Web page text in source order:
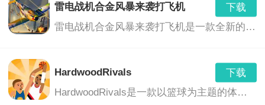
雷电战机合金风暴来袭打飞机
下载
雷电战机合金风暴来袭打飞机是一款全新的射击战斗游戏。玩家将扮演一名勇敢的飞行员，驾驶着先进的战机，在雷电战机的带领下，面对各种敌人的攻击，保卫自己的领地。游戏画面精美，音效震撼，玩法丰富，挑战性强，适合所有喜欢射击游戏的玩家。
HardwoodRivals
下载
HardwoodRivals是一款以篮球为主题的体育竞技游戏。在游戏中，玩家将有机会与全球各地的玩家进行一场激烈的篮球比赛，争夺冠军的荣誉。游戏采用真实的篮球比赛场景和规则，让玩家感受到篮球运动的魅力。